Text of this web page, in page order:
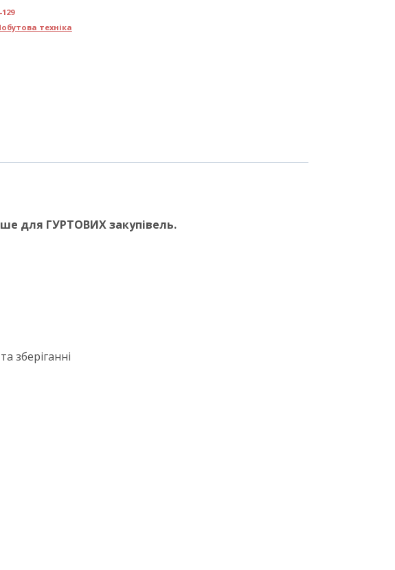
129
техніка
для ГУРТОВИХ закупівель.
зберіганні